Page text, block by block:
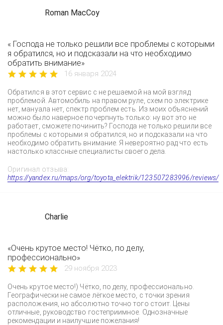
Roman MacCoy
« Господа не только решили все проблемы с которыми
я обратился, но и подсказали на что необходимо
обратить внимание»
16 января 2024
Обратился в этот сервис с не решаемой на мой взгляд
проблемой. Автомобиль на правом руле, схем по электрике
нет, мануала нет, спектр проблем есть. Из моих объяснений
можно было наверное почерпнуть только: ну вот это не
работает, сможете починить? Господа не только решили все
проблемы с которыми я обратился, но и подсказали на что
необходимо обратить внимание. Я невероятно рад что есть
настолько классные специалисты своего дела.
Оригинал отзыва:
https://yandex.ru/maps/org/toyota_elektrik/123507283996/reviews/
Charlie
«Очень крутое место! Чётко, по делу,
профессионально»
29 ноября 2023
Очень крутое место!) Чётко, по делу, профессионально.
Географически не самое лёгкое место, с точки зрения
расположения, но абсолютно точно того стоит. Цены
отличные, руководство гостеприимное. Однозначные
рекомендации и наилучшие пожелания!